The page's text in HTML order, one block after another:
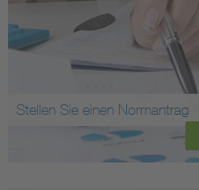
Stellen Sie einen Normantrag